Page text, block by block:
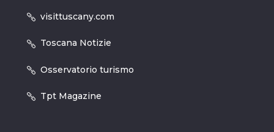
visittuscany.com
Toscana Notizie
Osservatorio turismo
Tpt Magazine